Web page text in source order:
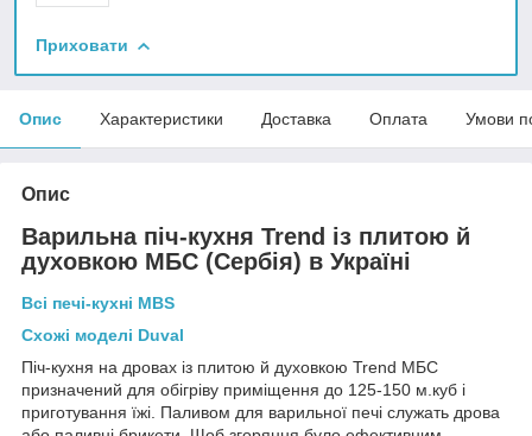
Приховати
Опис Характеристики Доставка Оплата Умови
Опис
Варильна піч-кухня Trend із плитою й
духовкою МБС (Сербія) в Україні
Всі печі-кухні MBS
Схожі моделі Duval
Піч-кухня на дровах із плитою й духовкою Trend МБС
призначений для обігріву приміщення до 125-150 м.куб і
приготування їжі. Паливом для варильної печі служать дрова